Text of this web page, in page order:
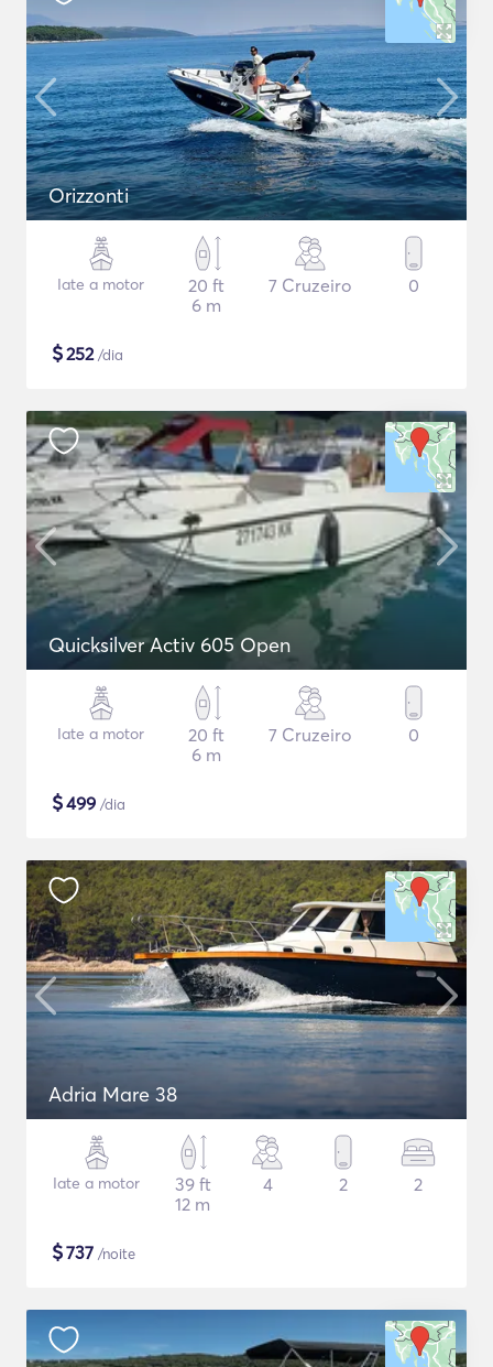
Orizzonti
Iate a motor
20 ft
6 m
7 Cruzeiro 0
$252/dia
Quicksilver Activ 605 Open
Iate a motor
20 ft
6 m
7 Cruzeiro 0
$499 /dia
Adria Mare 38
Iate a motor
39 ft
12 m
4 2 2
$737 /noite